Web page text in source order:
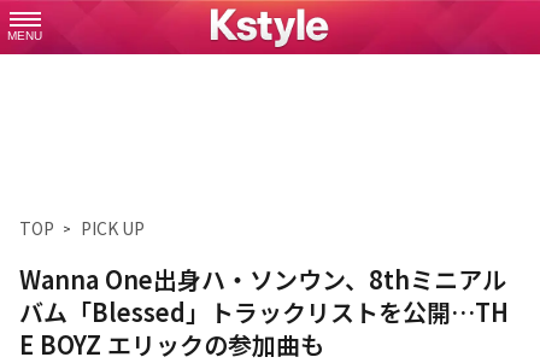
MENU
TOP PICK UP
Wanna One出身ハ・ソンウン、8thミニアル
バム「Blessed」トラックリストを公開…TH
E BOYZ エリックの参加曲も